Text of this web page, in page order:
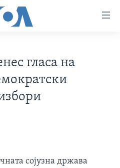
- АРХИВА
гласа на
сојузна држава